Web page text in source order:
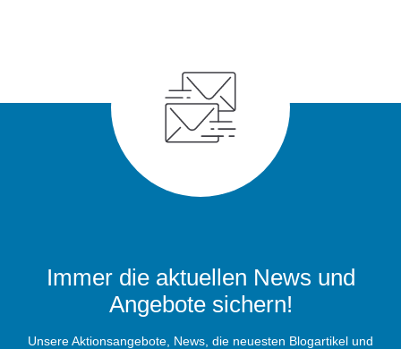
Immer die aktuellen News und
Angebote sichern!
Unsere Aktionsangebote, News, die neuesten Blogartikel und